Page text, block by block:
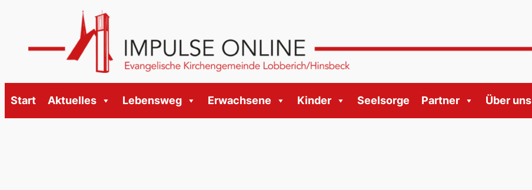
springen
Start Aktuelles Lebensweg Erwachsene Kinder Seelsorge Partner Über uns